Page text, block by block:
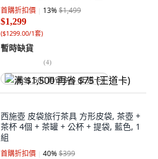
首購折扣價 13%$1,499
$1,299
($1299.00/1套)
暫時缺貨
(4)
满 $1,500 再省 $75 (王道卡)
西施壺 皮袋旅行茶具 方形皮袋, 茶壺 +
茶杯 4個 + 茶罐 + 公杯 + 提袋, 藍色, 1
組
首購折扣價 40%$399